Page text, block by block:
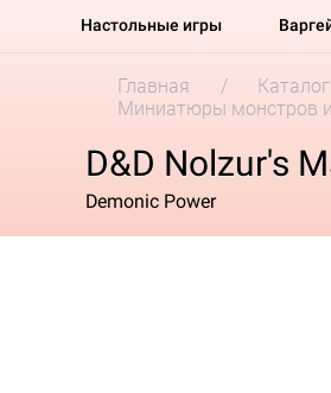
Настольные игры
Главная Каталог
Миниатюры монстров
D&D Nolzur's
Demonic Power